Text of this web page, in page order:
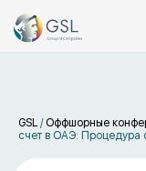
GSL / Оффшорные
счет в ОАЭ: Процедура